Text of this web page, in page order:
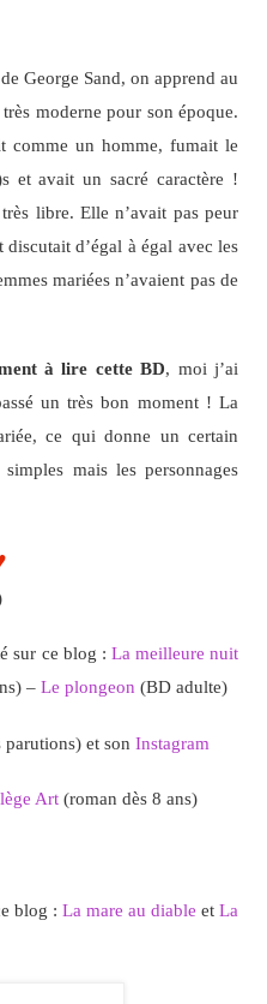
George Sand, on apprend au
moderne pour son époque.
comme un homme, fumait le
et avait un sacré caractère !
libre. Elle n’avait pas peur
d’égal à égal avec les
mariées n’avaient pas de
à lire cette BD, moi j’ai
un très bon moment ! La
ce qui donne un certain
mais les personnages
sur ce blog : La meilleure nuit
– Le plongeon (BD adulte)
et son Instagram
Art(roman dès 8 ans)
blog :La mare au diable etLa